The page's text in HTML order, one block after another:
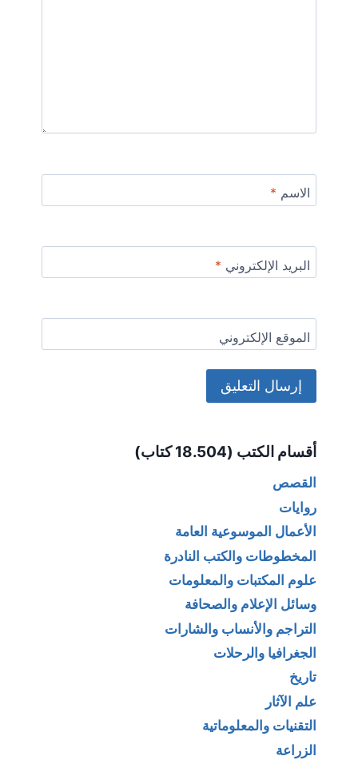
الاسم *
البريد الإلكتروني *
الموقع الإلكتروني
أقسام الكتب (18.504 كتاب)
القصص
روايات
الأعمال الموسوعية العامة
المخطوطات والكتب النادرة
علوم المكتبات والمعلومات
وسائل الإعلام والصحافة
التراجم والأنساب والشارات
الجغرافيا والرحلات
تاريخ
علم الآثار
التقنيات والمعلوماتية
الزراعة